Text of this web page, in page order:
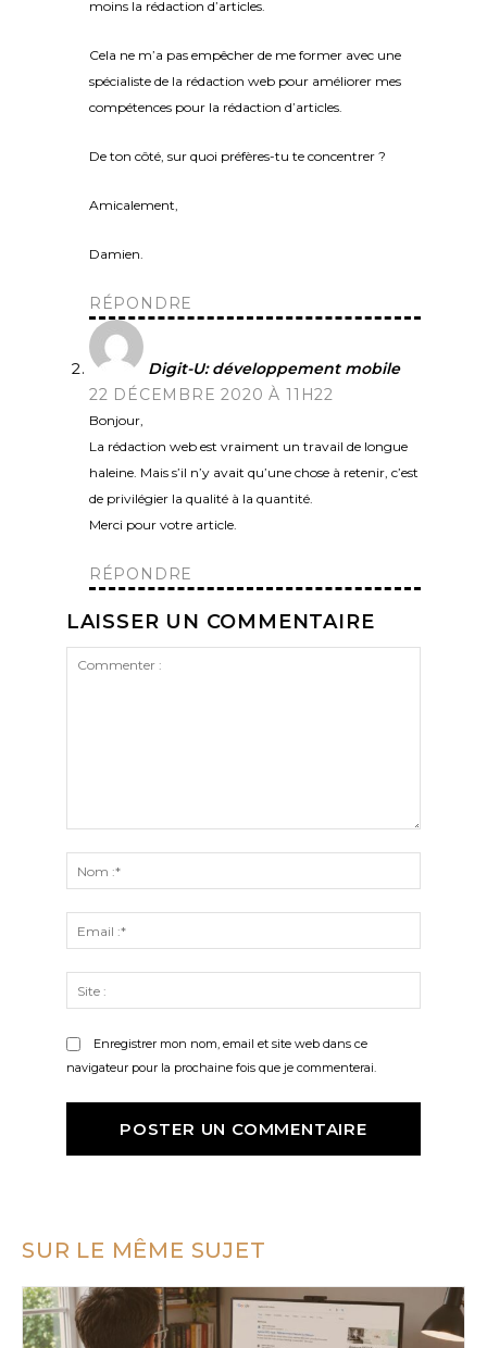
moins la rédaction d’articles.
Cela ne m’a pas empêcher de me former avec une
spécialiste de la rédaction web pour améliorer mes
compétences pour la rédaction d’articles.
De ton côté, sur quoi préfères-tu te concentrer ?
Amicalement,
Damien.
RÉPONDRE
Digit-U: développement mobile
22 DÉCEMBRE 2020 À 11H22
Bonjour,
La rédaction web est vraiment un travail de longue
haleine. Mais s’il n’y avait qu’une chose à retenir, c’est
de privilégier la qualité à la quantité.
Merci pour votre article.
RÉPONDRE
LAISSER UN COMMENTAIRE
:*
:*
:
Enregistrer mon nom, email et site web dans ce
navigateur pour la prochaine fois que je commenterai.
SUR LE MÊME SUJET